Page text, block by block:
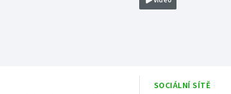
SOCIÁLNÍ SÍTĚ